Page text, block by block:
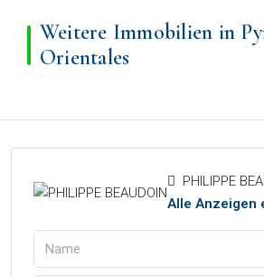
Weitere Immobilien in
Orientales
PHILIPPE
Alle Anzeigen